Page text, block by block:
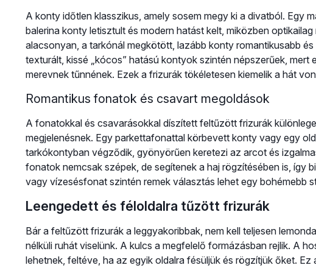
A konty időtlen klasszikus, amely sosem megy ki a divatból. Egy
balerina konty letisztult és modern hatást kelt, miközben
alacsonyan, a tarkónál megkötött, lazább konty romantikusabb
texturált, kissé „kócos” hatású kontyok szintén népszerűek, mert
merevnek tűnnének. Ezek a frizurák tökéletesen kiemelik a hát
Romantikus fonatok és csavart megoldások
A fonatokkal és csavarásokkal díszített feltűzött frizurák
megjelenésnek. Egy parkettafonattal körbevett konty vagy egy
tarkókontyban végződik, gyönyörűen keretezi az arcot és
fonatok nemcsak szépek, de segítenek a haj rögzítésében is, így
vagy vízesésfonat szintén remek választás lehet egy bohémebb
Leengedett és féloldalra tűzött frizurák
Bár a feltűzött frizurák a leggyakoribbak, nem kell teljesen
nélküli ruhát viselünk. A kulcs a megfelelő formázásban rejlik. A
lehetnek, feltéve, ha az egyik oldalra fésüljük és rögzítjük őket.